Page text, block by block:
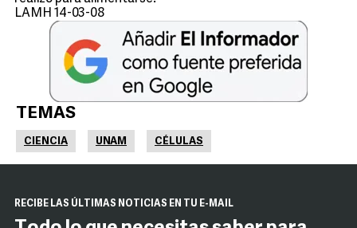
LAMH 14-03-08
TEMAS
CIENCIA UNAM CÉLULAS
RECIBE LAS ÚLTIMAS NOTICIAS EN TU E-MAIL